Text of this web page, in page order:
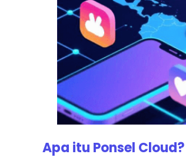
Apa itu Ponsel Cloud?